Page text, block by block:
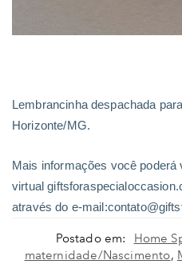
Lembrancinha despachada
Horizonte/MG.
Mais informações você
virtual
através do e-
Postado em: Home
maternidade/Nascimento,